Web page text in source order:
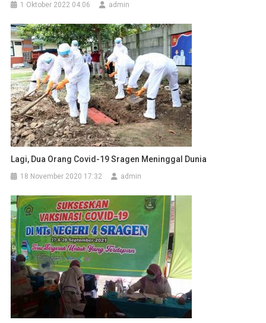
1 Oktober 2022 04:06 admin
Lagi, Dua Orang Covid-19 Sragen Meninggal Dunia
18 November 2020 17:32 admin